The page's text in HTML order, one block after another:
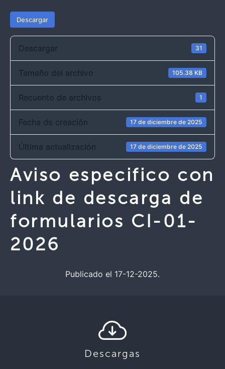
Descargar
Descargar 31
Tamaño del archivo 105.38 KB
Recuento de archivos 1
Fecha de creación 17 de diciembre de 2025
Última actualización 17 de diciembre de 2025
Aviso especifico con
link de descarga de
formularios CI-01-
2026
Publicado el 17-12-2025.
Descargas